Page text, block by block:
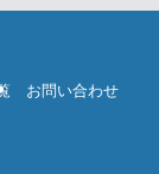
お問い合わせ